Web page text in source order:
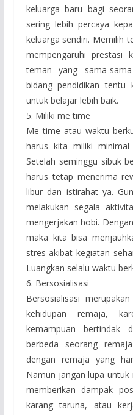
keluarga baru bagi
sering lebih percaya
keluarga sendiri. Memilih
mempengaruhi prestasi
teman yang sama-
bidang pendidikan tentu
untuk belajar lebih baik.
5. Miliki me time
Me time atau waktu
harus kita miliki
Setelah seminggu sibuk
harus tetap menerima
libur dan istirahat ya.
melakukan segala
mengerjakan hobi.
maka kita bisa
stres akibat kegiatan
Luangkan selalu waktu
6. Bersosialisasi
Bersosialisasi
kehidupan remaja,
kemampuan bertindak
berbeda seorang
dengan remaja yang
Namun jangan lupa
memberikan dampak
karang taruna, atau